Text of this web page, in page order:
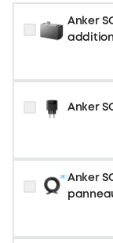
Anker
Anker
Anker